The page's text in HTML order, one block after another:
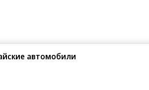
автомобили